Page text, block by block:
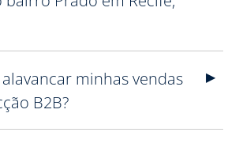
minhas vendas
B2B?